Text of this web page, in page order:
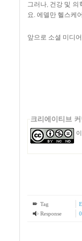
그러나, 건강 및 의
요. 에델만 헬스케어
앞으로 소셜 미디
크리에이티브
Tag
Response